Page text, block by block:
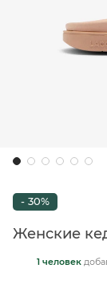
- 30%
Женские
1 человек